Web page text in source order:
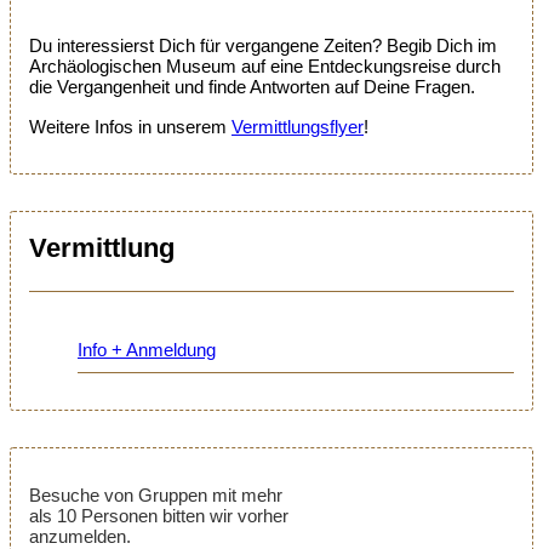
Du interessierst Dich für vergangene Zeiten? Begib Dich im
Archäologischen Museum auf eine Entdeckungsreise durch
die Vergangenheit und finde Antworten auf Deine Fragen.
Weitere Infos in unserem Vermittlungsflyer!
Vermittlung
Info + Anmeldung
Besuche von Gruppen mit mehr
als 10 Personen bitten wir vorher
anzumelden.